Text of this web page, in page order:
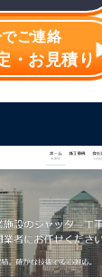
ご連絡
・お見積り